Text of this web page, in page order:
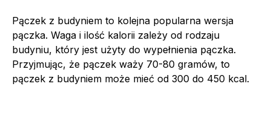
Pączek z budyniem to kolejna popularna wersja
pączka. Waga i ilość kalorii zależy od rodzaju
budyniu, który jest użyty do wypełnienia pączka.
Przyjmując, że pączek waży 70-80 gramów, to
pączek z budyniem może mieć od 300 do 450 kcal.